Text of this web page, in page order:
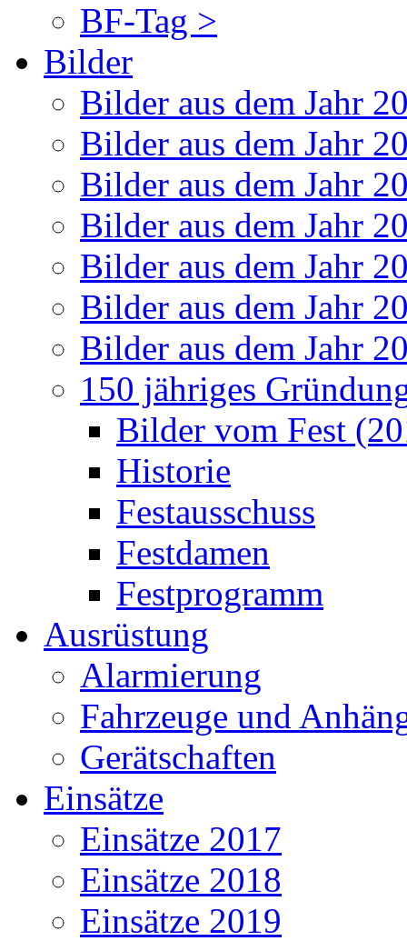
BF-Tag >
Bilder
Bilder aus dem Jahr
Bilder aus dem Jahr
Bilder aus dem Jahr
Bilder aus dem Jahr
Bilder aus dem Jahr
Bilder aus dem Jahr
Bilder aus dem Jahr
150 jähriges
Bilder vom Fest
Historie
Festausschuss
Festdamen
Festprogramm
Ausrüstung
Alarmierung
Fahrzeuge und
Gerätschaften
Einsätze
Einsätze 2017
Einsätze 2018
Einsätze 2019